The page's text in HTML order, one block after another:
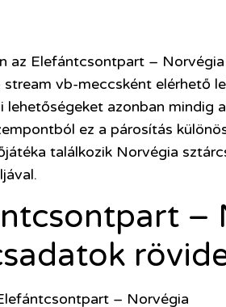
az Elefántcsontpart –
vb-meccsként elérhető
lehetőségeket azonban mindig
ez a párosítás
találkozik Norvégia
–
– Norvégia